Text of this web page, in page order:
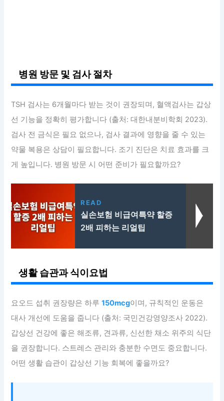
병원 방문 및 검사 절차
TSH 검사는 6개월마다 받는 것이 권장되며, 혈액검사는 갑상
선 기능을 정확히 평가합니다 (출처: 대한내분비학회 2023).
검사 전 금식은 필요 없으나, 검사 결과에 영향을 줄 수 있는
약물 복용은 상담이 필요합니다. 조기 진단은 치료 효과를 크
게 높입니다. 병원 방문 시 어떤 준비가 필요할까요?
READ
실손보험 비급여특약 할증
2배 피하는 리얼팁
생활 습관과 식이요법
요오드 섭취 권장량은 하루150mcg이며, 규칙적인 운동은
대사 개선에 도움을 줍니다 (출처: 국민건강영양조사 2022).
갑상선 건강에 좋은 해조류, 견과류, 신선한 채소 위주의 식단
을 권장합니다. 스트레스 관리와 충분한 수면도 중요합니다.
어떤 생활 습관이 갑상선 기능 회복에 좋을까요?